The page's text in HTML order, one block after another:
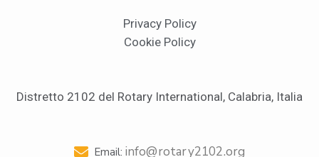
Privacy Policy
Cookie Policy
Distretto 2102 del Rotary International, Calabria, Italia
Email: info@rotary2102.org